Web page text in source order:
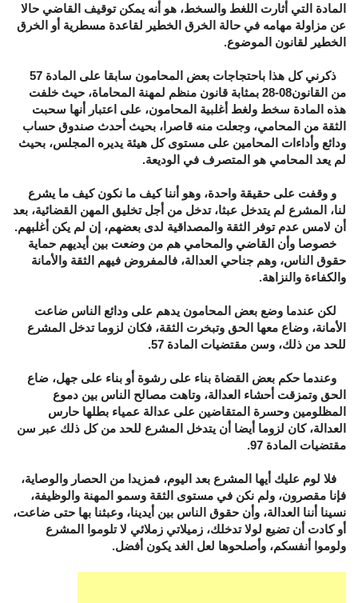
المادة التي أثارت اللغط والسخط، هو أنه يمكن توقيف القاضي حالا
عن مزاولة مهامه في حالة الخرق الخطير لقاعدة مسطرية أو الخرق
الخطير لقانون الموضوع.
ذكرني كل هذا باحتجاجات بعض المحامون سابقا على المادة 57
من القانون08-28 بمثابة قانون منظم لمهنة المحاماة، حيث خلفت
هذه المادة سخط ولغط أغلبية المحامون، على اعتبار أنها سحبت
الثقة من المحامي، وجعلت منه قاصرا، بحيث أحدث صندوق حساب
ودائع وأداءات المحامين على مستوى كل هيئة يديره المجلس، بحيث
لم يعد المحامي هو المتصرف في الوديعة.
و وقفت على حقيقة واحدة، وهو أننا كيف ما نكون كيف ما يشرع
لنا، المشرع لم يتدخل عبثا، تدخل من أجل تخليق المهن القضائية، بعد
أن لامس عدم توفر الثقة والمصداقية لدى بعضهم، إن لم يكن أغلبهم.
خصوصا وأن القاضي والمحامي هم من وضعت بين أيديهم حماية
حقوق الناس، وهم جناحي العدالة، فالمفروض فيهم الثقة والأمانة
والكفاءة والنزاهة.
لكن عندما وضع بعض المحامون يدهم على ودائع الناس ضاعت
الأمانة، وضاع معها الحق وتبخرت الثقة، فكان لزوما تدخل المشرع
للحد من ذلك، وسن مقتضيات المادة 57.
وعندما حكم بعض القضاة بناء على رشوة أو بناء على جهل، ضاع
الحق وتمزقت أحشاء العدالة، وتاهت مصالح الناس بين دموع
المظلومين وحسرة المتقاضين على عدالة عمياء بطلها حارس
العدالة، كان لزوما أيضا أن يتدخل المشرع للحد من كل ذلك عبر سن
مقتضيات المادة 97.
فلا لوم عليك أيها المشرع بعد اليوم، فمزيدا من الحصار والوصاية،
فإنا مقصرون، ولم نكن في مستوى الثقة وسمو المهنة والوظيفة،
نسينا أننا العدالة، وأن حقوق الناس بين أيدينا، وعبثنا بها حتى ضاعت،
أو كادت أن تضيع لولا تدخلك، زميلاتي زملائي لا تلوموا المشرع
ولوموا أنفسكم، وأصلحوها لعل الغد يكون أفضل.